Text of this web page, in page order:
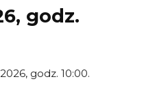
godz.
godz. 10:00.